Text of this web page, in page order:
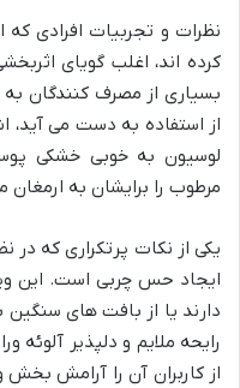
نظرات و تجربیات افرادی که
کرده اند، اغلب گویای
بسیاری از مصرف کنندگان
از استفاده به دست می آید،
لوسیون به خوبی خشکی
مرطوب را برایشان به ارمغان
یکی از نکات پرتکراری که
ایجاد حس چربی است. این
دارند یا از بافت های
رایحه ملایم و دلپذیر آلوئه
از کاربران آن را آرامش